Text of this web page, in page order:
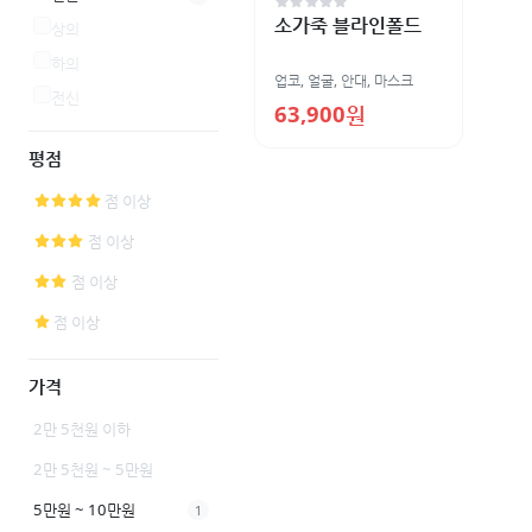
상의
하의
전신
평점
점 이상
점 이상
점 이상
점 이상
가격
2만 5천원 이하
2만 5천원 ~ 5만원
5만원 ~ 10만원
1
소가죽 블라인폴드
업코, 얼굴, 안대, 마스크
63,900원